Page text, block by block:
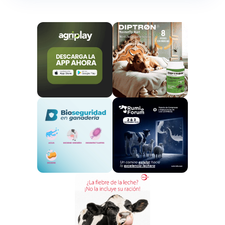
Ampliación de las comarcas
ganaderas y bioseguridad
Una de las medidas más relevantes aprobadas por el
Ejecutivo autonómico es laampliación del número
de comarcas ganaderasen Extremadura, pasando
de las tradicionales 15 a un total de 43 unidades
epidemiológicas, con el objetivo de
mejorar la
gestión y eficacia de las medidas de control
sanitarioy facilitar una respuesta más adaptada al
riesgo epidemiológico de cada zona.
Con esta reorganización territorial los Servicios
Veterinarios Oficiales (SVO) podrán actuar con mayor
precisión, permitiendo una vigilancia más estrecha en
cada área con alta densidad de explotaciones o con
riesgo de entrada de enfermedades animales. Esto
se traducirá en una aplicación más ajustada de